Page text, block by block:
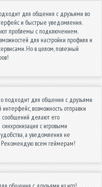
для общения с друзьями во
и быстрые уведомления.
проблемы с подключением.
для настройки профиля и
Но в целом, полезный
подходит для общения с друзьями
возможность отправки
сообщений делают его
с игровыми
а уведомления не
Рекомендую всем геймерам!